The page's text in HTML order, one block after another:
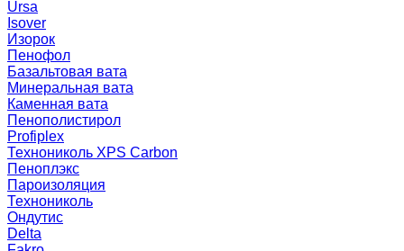
Ursa
Isover
Изорок
Пенофол
Базальтовая вата
Минеральная вата
Каменная вата
Пенополистирол
Profiplex
Технониколь XPS Carbon
Пеноплэкс
Пароизоляция
Технониколь
Ондутис
Delta